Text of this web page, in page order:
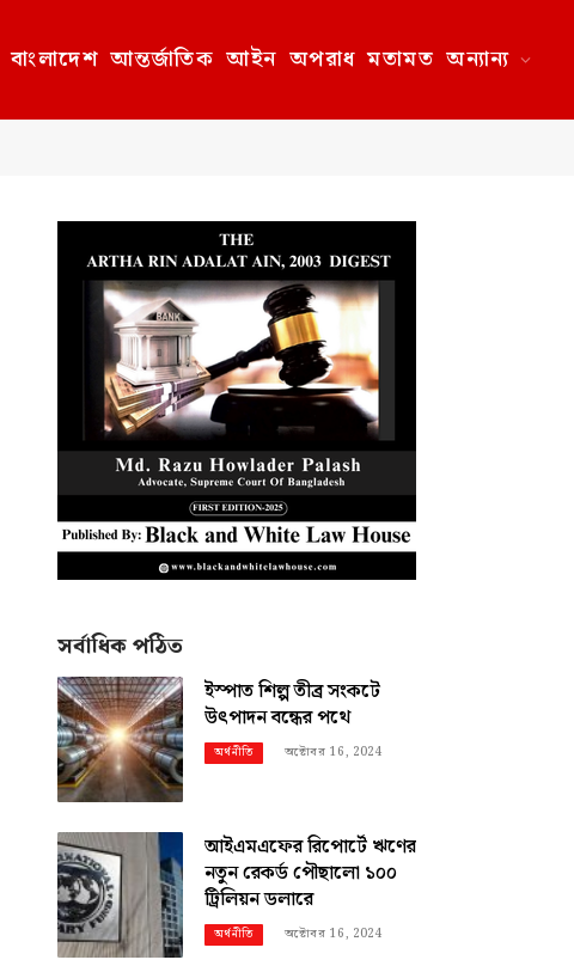
বাংলাদেশ আন্তর্জাতিক আইন অপরাধ মতামত অন্যান্য
সর্বাধিক পঠিত
ইস্পাত শিল্প তীব্র সংকটে
উৎপাদন বন্ধের পথে
অর্থনীতি অক্টোবর 16, 2024
আইএমএফের রিপোর্টে ঋণের
নতুন রেকর্ড পৌছালো ১০০
ট্রিলিয়ন ডলারে
অর্থনীতি অক্টোবর 16, 2024